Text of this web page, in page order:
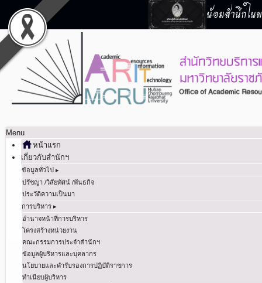
น้อมสำนึกใน
Menu
หน้าแรก
เกี่ยวกับสำนักฯ
ข้อมูลทั่วไป ▸
ปรัชญา /วิสัยทัศน์ /พันธกิจ
ประวัติความเป็นมา
การบริหาร ▸
อำนาจหน้าที่การบริหาร
โครงสร้างหน่วยงาน
คณะกรรมการประจำสำนักฯ
ข้อมูลผู้บริหารและบุคลากร
นโยบายและคำรับรองการปฏิบัติราชการ
ทำเนียบผู้บริหาร